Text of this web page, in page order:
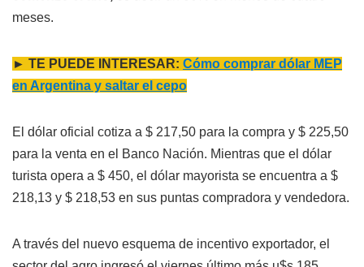
meses.
► TE PUEDE INTERESAR: Cómo comprar dólar MEP
en Argentina y saltar el cepo
El dólar oficial cotiza a $ 217,50 para la compra y $ 225,50
para la venta en el Banco Nación. Mientras que el dólar
turista opera a $ 450, el dólar mayorista se encuentra a $
218,13 y $ 218,53 en sus puntas compradora y vendedora.
A través del nuevo esquema de incentivo exportador, el